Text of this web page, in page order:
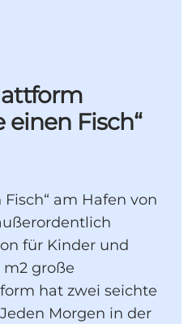
einen Fisch“
am Hafen von
für Kinder und
m2 große
hat zwei seichte
Morgen in der